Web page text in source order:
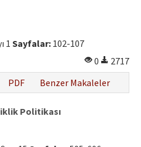
1 Sayfalar: 102-107
0
2717
PDF Benzer Makaleler
Politikası